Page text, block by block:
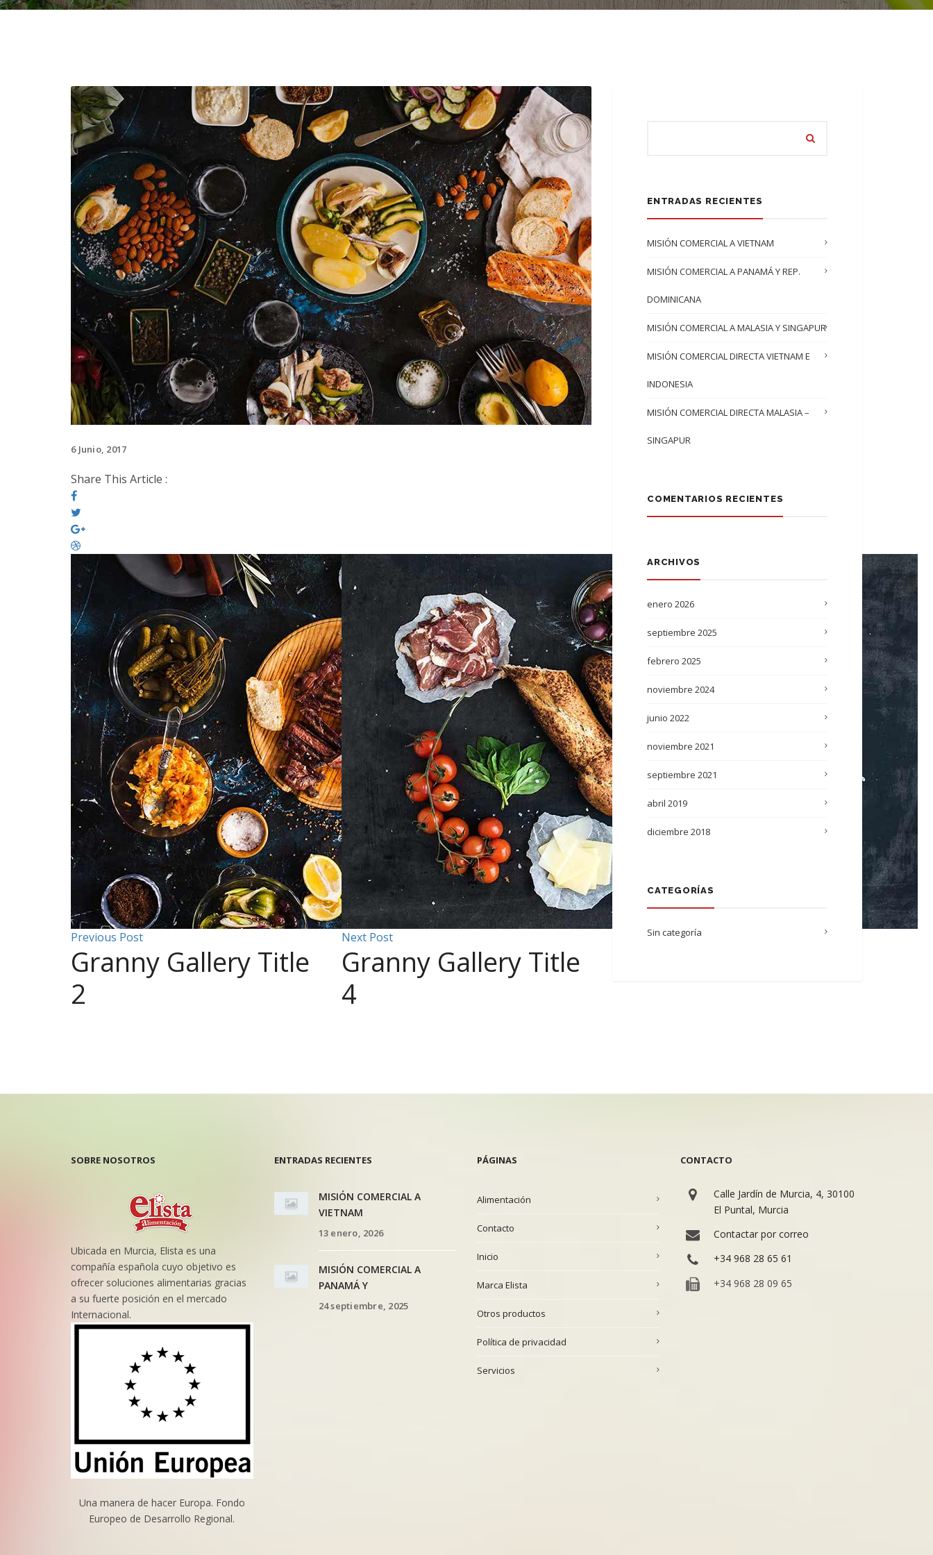
6 Junio, 2017
Share This Article :
Previous Post
Granny Gallery Title
2
Next Post
Granny Gallery Title
4
ENTRADAS RECIENTES
MISIÓN COMERCIAL A VIETNAM
MISIÓN COMERCIAL A PANAMÁ Y REP.
DOMINICANA
MISIÓN COMERCIAL A MALASIA Y SINGAPUR
MISIÓN COMERCIAL DIRECTA VIETNAM E
INDONESIA
MISIÓN COMERCIAL DIRECTA MALASIA –
SINGAPUR
COMENTARIOS RECIENTES
ARCHIVOS
enero 2026
septiembre 2025
febrero 2025
noviembre 2024
junio 2022
noviembre 2021
septiembre 2021
abril 2019
diciembre 2018
CATEGORÍAS
Sin categoría
SOBRE NOSOTROS
Ubicada en Murcia, Elista es una
compañía española cuyo objetivo es
ofrecer soluciones alimentarias gracias
a su fuerte posición en el mercado
Internacional.
Una manera de hacer Europa. Fondo
Europeo de Desarrollo Regional.
ENTRADAS RECIENTES
MISIÓN COMERCIAL A
VIETNAM
13 enero, 2026
MISIÓN COMERCIAL A
PANAMÁ Y
24 septiembre, 2025
PÁGINAS
Alimentación
Contacto
Inicio
Marca Elista
Otros productos
Política de privacidad
Servicios
CONTACTO
Calle Jardín de Murcia, 4, 30100
El Puntal, Murcia
Contactar por correo
+34 968 28 65 61
+34 968 28 09 65